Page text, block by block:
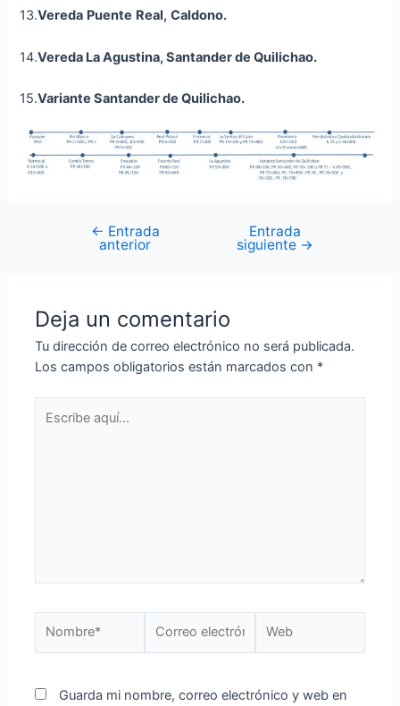
13.Vereda Puente Real, Caldono.
14.Vereda La Agustina, Santander de Quilichao.
15.Variante Santander de Quilichao.
← Entrada
anterior
Entrada
siguiente →
Deja un comentario
Tu dirección de correo electrónico no será publicada.
Los campos obligatorios están marcados con *
Guarda mi nombre, correo electrónico y web en